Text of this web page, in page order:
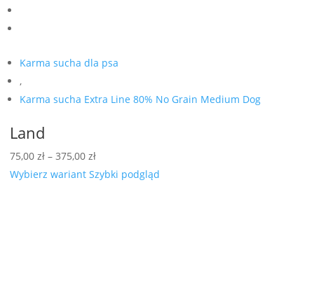
Karma sucha dla psa
,
Karma sucha Extra Line 80% No Grain Medium Dog
Land
75,00 zł – 375,00 złZakres
cen:
Wybierz wariant Szybki podgląd